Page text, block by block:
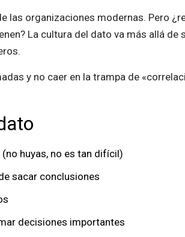
las organizaciones modernas. Pero
La cultura del dato va más allá de
y no caer en la trampa de
huyas, no es tan difícil)
sacar conclusiones
decisiones importantes